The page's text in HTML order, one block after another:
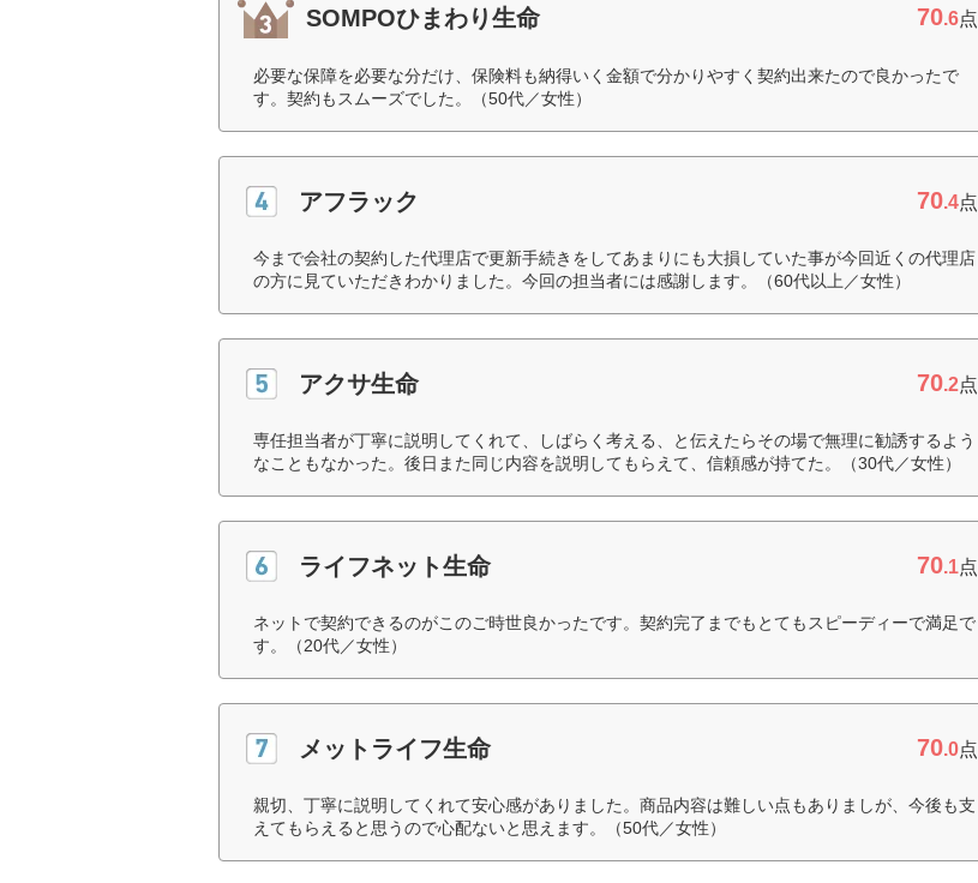
SOMPOひまわり生命 70.6点
必要な保障を必要な分だけ、保険料も納得いく金額で分かりやすく契約出来たので良かったで
す。契約もスムーズでした。（50代／女性）
アフラック 70.4点
今まで会社の契約した代理店で更新手続きをしてあまりにも大損していた事が今回近くの代理店
の方に見ていただきわかりました。今回の担当者には感謝します。（60代以上／女性）
アクサ生命 70.2点
専任担当者が丁寧に説明してくれて、しばらく考える、と伝えたらその場で無理に勧誘するよう
なこともなかった。後日また同じ内容を説明してもらえて、信頼感が持てた。（30代／女性）
ライフネット生命 70.1点
ネットで契約できるのがこのご時世良かったです。契約完了までもとてもスピーディーで満足で
す。（20代／女性）
メットライフ生命 70.0点
親切、丁寧に説明してくれて安心感がありました。商品内容は難しい点もありましが、今後も支
えてもらえると思うので心配ないと思えます。（50代／女性）